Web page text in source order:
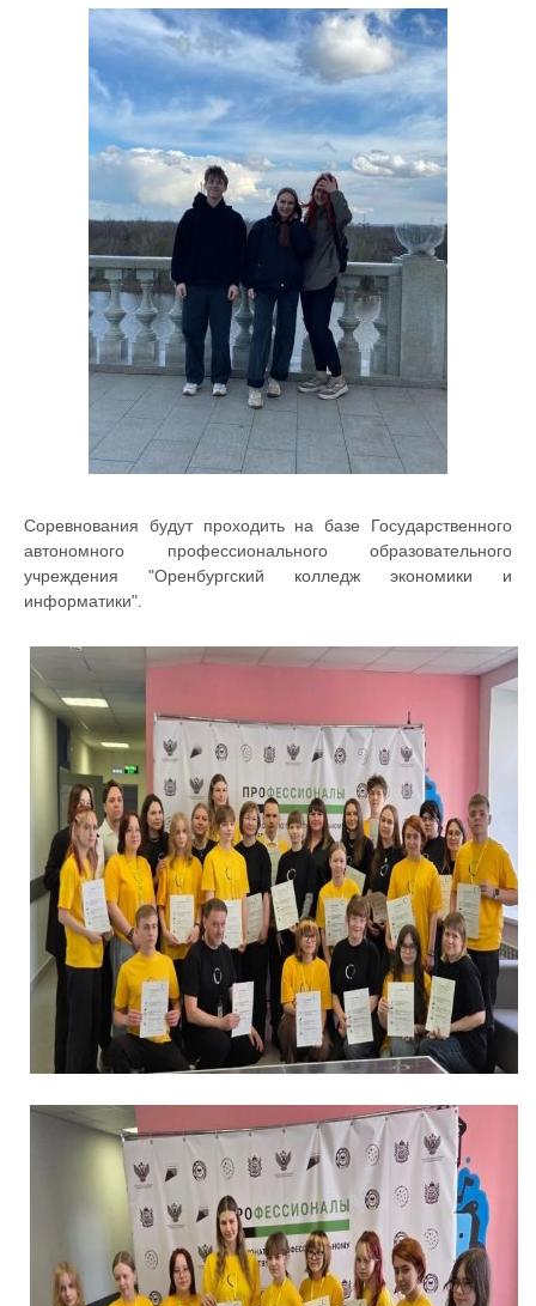
Соревнования будут проходить на базе Государственного
автономного профессионального образовательного
учреждения "Оренбургский колледж экономики и
информатики".